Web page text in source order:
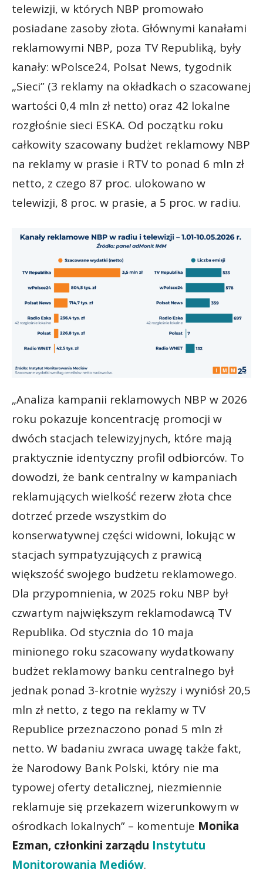
telewizji, w których NBP promowało
posiadane zasoby złota. Głównymi kanałami
reklamowymi NBP, poza TV Republiką, były
kanały: wPolsce24, Polsat News, tygodnik
„Sieci” (3 reklamy na okładkach o szacowanej
wartości 0,4 mln zł netto) oraz 42 lokalne
rozgłośnie sieci ESKA. Od początku roku
całkowity szacowany budżet reklamowy NBP
na reklamy w prasie i RTV to ponad 6 mln zł
netto, z czego 87 proc. ulokowano w
telewizji, 8 proc. w prasie, a 5 proc. w radiu.
„Analiza kampanii reklamowych NBP w 2026
roku pokazuje koncentrację promocji w
dwóch stacjach telewizyjnych, które mają
praktycznie identyczny profil odbiorców. To
dowodzi, że bank centralny w kampaniach
reklamujących wielkość rezerw złota chce
dotrzeć przede wszystkim do
konserwatywnej części widowni, lokując w
stacjach sympatyzujących z prawicą
większość swojego budżetu reklamowego.
Dla przypomnienia, w 2025 roku NBP był
czwartym największym reklamodawcą TV
Republika. Od stycznia do 10 maja
minionego roku szacowany wydatkowany
budżet reklamowy banku centralnego był
jednak ponad 3-krotnie wyższy i wyniósł 20,5
mln zł netto, z tego na reklamy w TV
Republice przeznaczono ponad 5 mln zł
netto. W badaniu zwraca uwagę także fakt,
że Narodowy Bank Polski, który nie ma
typowej oferty detalicznej, niezmiennie
reklamuje się przekazem wizerunkowym w
ośrodkach lokalnych” – komentuje Monika
Ezman, członkini zarządu Instytutu
Monitorowania Mediów.